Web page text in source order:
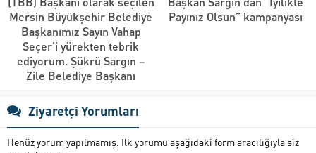
Mersin Büyükşehir Belediye
Başkanımız Sayın Vahap
Seçer’i yürekten tebrik
ediyorum. Şükrü Sargın –
Zile Belediye Başkanı
Payınız Olsun” kampanyası
Ziyaretçi Yorumları
Henüz yorum yapılmamış. İlk yorumu aşağıdaki form aracılığıyla siz